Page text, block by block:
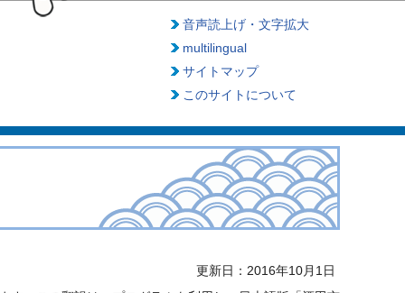
音声読上げ・文字拡大
multilingual
サイトマップ
このサイトについて
更新日：2016年10月1日